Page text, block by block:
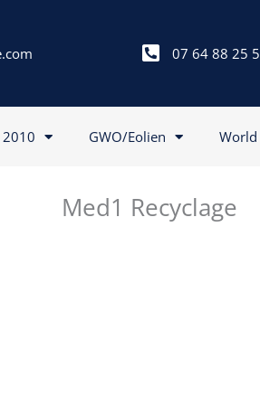
07 64 88 25
2010 GWO/Eolien World
Med1 Recyclage